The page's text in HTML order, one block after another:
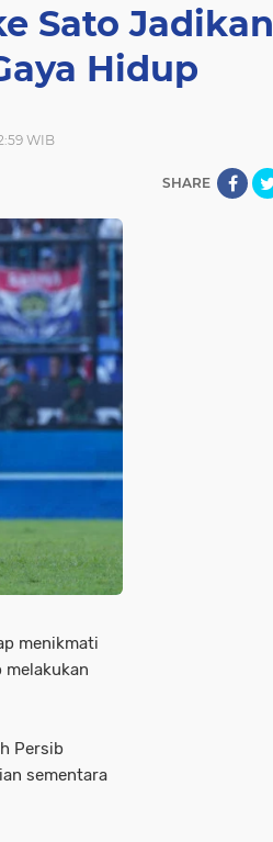
Sato Jadikan
Hidup
WIB
SHARE
menikmati
Persib
sementara